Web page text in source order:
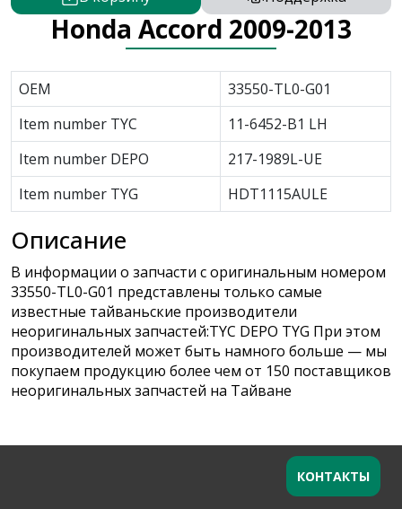
Honda Accord 2009-2013
OEM
33550-TL0-G01
Item number TYC
11-6452-B1 LH
Item number DEPO
217-1989L-UE
Item number TYG
HDT1115AULE
Описание
В информации о запчасти с оригинальным номером
33550-TL0-G01 представлены только самые
известные тайваньские производители
неоригинальных запчастей:TYC DEPO TYG При этом
производителей может быть намного больше — мы
покупаем продукцию более чем от 150 поставщиков
неоригинальных запчастей на Тайване
КОНТАКТЫ